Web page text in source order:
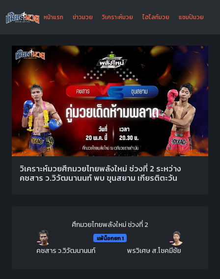
หน้าแรก ข่าวมวย วิเคราะห์มวย ไฮไลท์มวย แชมป์มวย
วิเคราะห์มวยศึกมวยไทยพลังใหม่ ช่วงที่ 2 ระหว่าง
คชสาร ว.วิวัฒนานนท์ พบ ขุนสยาม เกียรติตะวัน
ศึกมวยไทยพลังใหม่ ช่วงที่ 2
แพ้น็อกยก 1
คชสาร ว.วิวัฒนานนท์ พรวิเศษ ส.โชคมีชัย